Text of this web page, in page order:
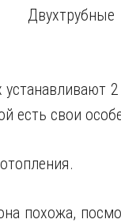
есть свои
похожа,